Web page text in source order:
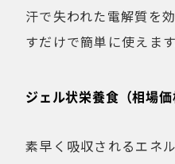
汗で失われた電解質を
すだけで簡単に使えます
ジェル状栄養食（相場
素早く吸収されるエネ